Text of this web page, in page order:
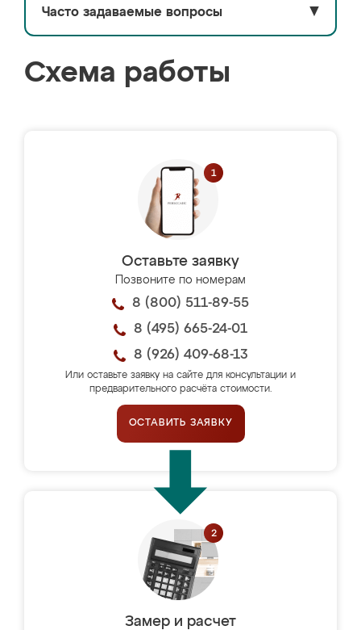
Часто задаваемые вопросы ▼
Схема работы
Оставьте заявку
Позвоните по номерам
8 (800) 511-89-55
8 (495) 665-24-01
8 (926) 409-68-13
Или оставьте заявку на сайте для консультации и
предварительного расчёта стоимости.
ОСТАВИТЬ ЗАЯВКУ
Замер и расчет